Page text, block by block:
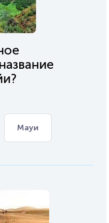
Мауи